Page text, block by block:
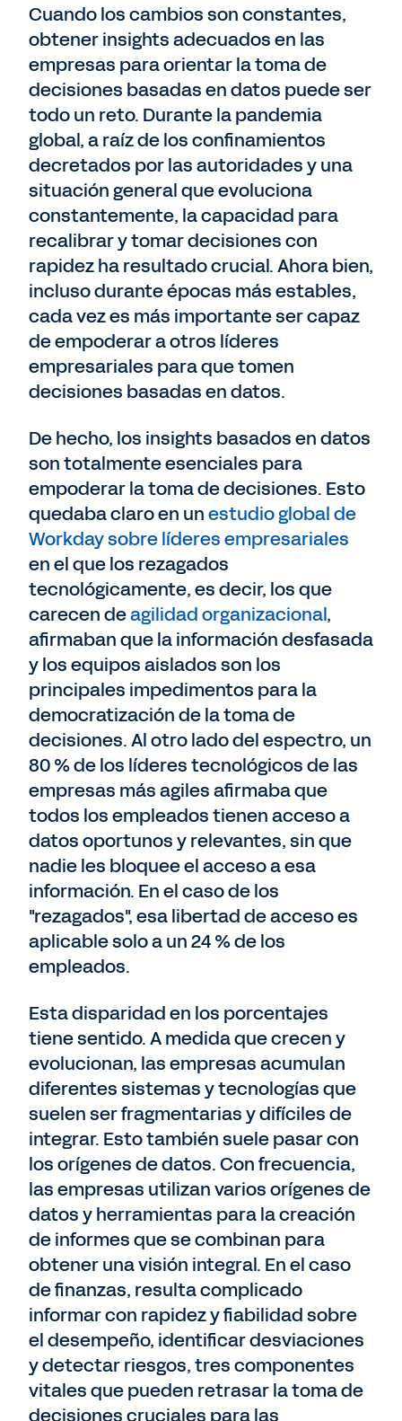
Cuando los cambios son constantes,
obtener insights adecuados en las
empresas para orientar la toma de
decisiones basadas en datos puede ser
todo un reto. Durante la pandemia
global, a raíz de los confinamientos
decretados por las autoridades y una
situación general que evoluciona
constantemente, la capacidad para
recalibrar y tomar decisiones con
rapidez ha resultado crucial. Ahora bien,
incluso durante épocas más estables,
cada vez es más importante ser capaz
de empoderar a otros líderes
empresariales para que tomen
decisiones basadas en datos.
De hecho, los insights basados en datos
son totalmente esenciales para
empoderar la toma de decisiones. Esto
quedaba claro en unestudio global de
Workday sobre líderes empresariales
en el que los rezagados
tecnológicamente, es decir, los que
carecen deagilidad organizacional,
afirmaban que la información desfasada
y los equipos aislados son los
principales impedimentos para la
democratización de la toma de
decisiones. Al otro lado del espectro, un
80 % de los líderes tecnológicos de las
empresas más agiles afirmaba que
todos los empleados tienen acceso a
datos oportunos y relevantes, sin que
nadie les bloquee el acceso a esa
información. En el caso de los
"rezagados", esa libertad de acceso es
aplicable solo a un 24 % de los
empleados.
Esta disparidad en los porcentajes
tiene sentido. A medida que crecen y
evolucionan, las empresas acumulan
diferentes sistemas y tecnologías que
suelen ser fragmentarias y difíciles de
integrar. Esto también suele pasar con
los orígenes de datos. Con frecuencia,
las empresas utilizan varios orígenes de
datos y herramientas para la creación
de informes que se combinan para
obtener una visión integral. En el caso
de finanzas, resulta complicado
informar con rapidez y fiabilidad sobre
el desempeño, identificar desviaciones
y detectar riesgos, tres componentes
vitales que pueden retrasar la toma de
decisiones cruciales para las